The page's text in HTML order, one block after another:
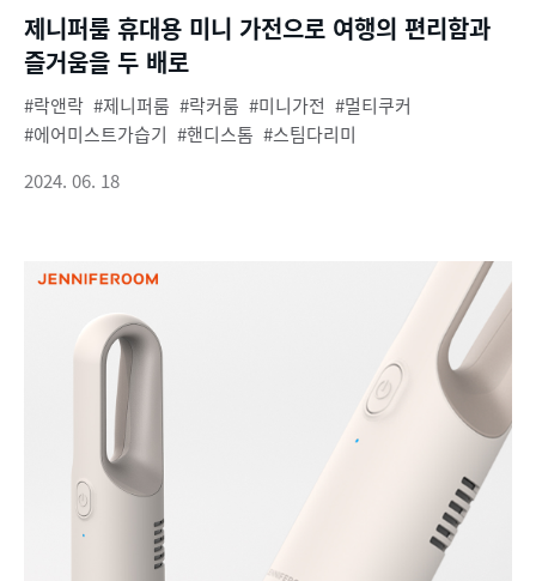
제니퍼룸 휴대용 미니 가전으로 여행의 편리함과
즐거움을 두 배로
락앤락 제니퍼룸 락커룸 미니가전
멀티쿠커
에어미스트가습기
핸디스톰
스팀다리미
2024. 06. 18